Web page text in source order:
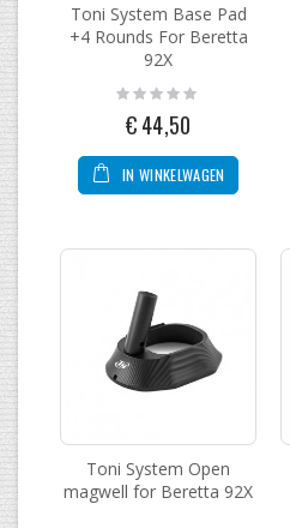
Toni System Base Pad
+4 Rounds For Beretta
92X
Rating:
0%
€ 44,50
IN WINKELWAGEN
Toni System Open
magwell for Beretta 92X